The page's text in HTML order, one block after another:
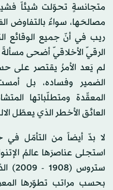
متجانسةٍ تحوّلت شيئاً
مصالحَها، سواءٌ بالتفاوض
ريب في أنّ جميع الوقائع
الرقيّ الأخلاقيّ أضحى مسألةً
لم يَعد الأمرُ يقتصر على
الضمير وفساده، بل
المعقّدة ومتطلّباتها
العائق الأخطر الذي يعطّل
لا بدّ أيضاً من التأمّل في
استجلى عناصرَها عالمُ
بحسب مراتب تطوّرها